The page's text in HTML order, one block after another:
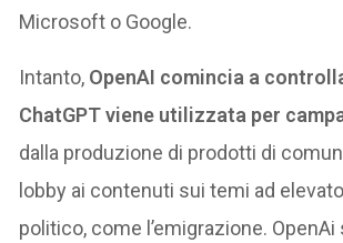
Microsoft o Google.
Intanto, OpenAI comincia a
ChatGPT viene utilizzata per
dalla produzione di prodotti di
lobby ai contenuti sui temi ad
politico, come l’emigrazione.